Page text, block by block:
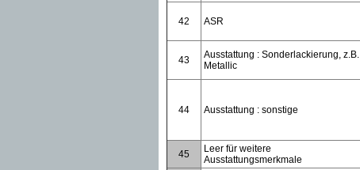
42 ASR
43
Ausstattung : Sonderlackierung, z.B.
Metallic
44 Ausstattung : sonstige
45
Leer für weitere
Ausstattungsmerkmale